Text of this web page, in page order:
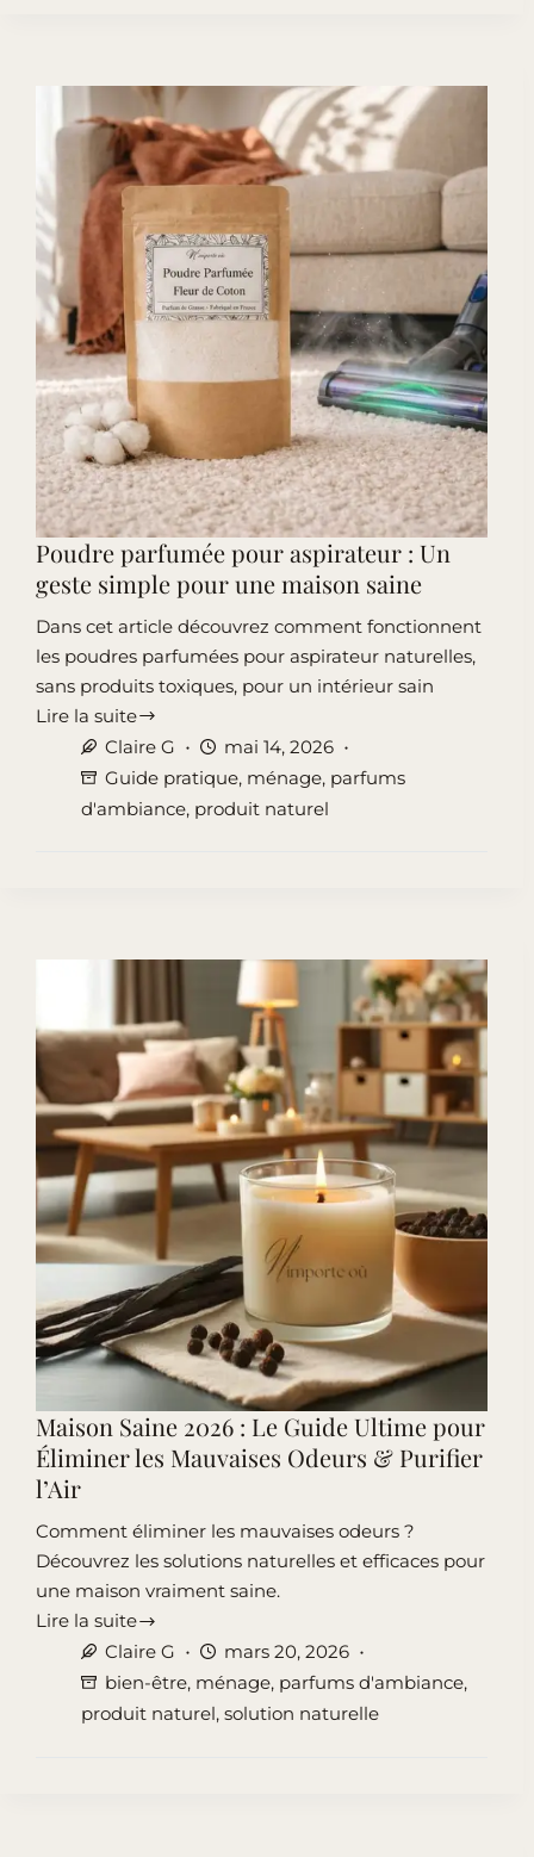
durer
Poudre parfumée pour aspirateur : Un
geste simple pour une maison saine
Dans cet article découvrez comment fonctionnent
les poudres parfumées pour aspirateur naturelles,
sans produits toxiques, pour un intérieur sain
Lire la suite
Poudre
parfumée
aspirateur
maison
Claire G
mai 14, 2026
Guide pratique, ménage, parfums
d'ambiance, produit naturel
Maison Saine 2026 : Le Guide Ultime pour
Éliminer les Mauvaises Odeurs & Purifier
l’Air
Comment éliminer les mauvaises odeurs ?
Découvrez les solutions naturelles et efficaces pour
une maison vraiment saine.
Lire la suite
Maison
Saine
Claire G
mars 20, 2026
bien-être, ménage, parfums d'ambiance,
produit naturel, solution naturelle